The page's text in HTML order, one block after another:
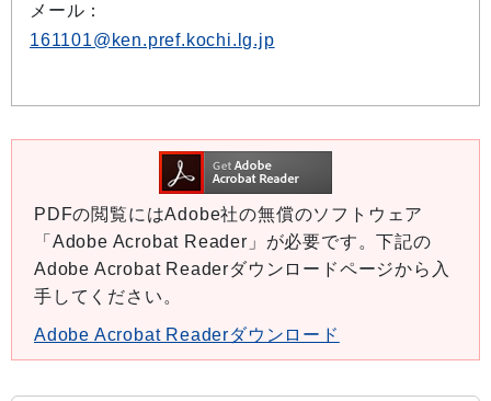
メール：
161101@ken.pref.kochi.lg.jp
PDFの閲覧にはAdobe社の無償のソフトウェア
「Adobe Acrobat Reader」が必要です。下記の
Adobe Acrobat Readerダウンロードページから入
手してください。
Adobe Acrobat Readerダウンロード